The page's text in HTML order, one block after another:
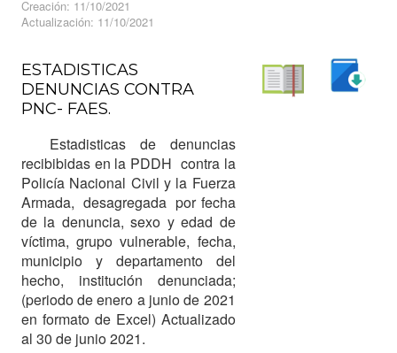
Creación: 11/10/2021
Actualización: 11/10/2021
ESTADISTICAS
DENUNCIAS CONTRA
PNC- FAES.
Estadisticas de denuncias
recibibidas en la PDDH contra la
Policía Nacional Civil y la Fuerza
Armada, desagregada por fecha
de la denuncia, sexo y edad de
víctima, grupo vulnerable, fecha,
municipio y departamento del
hecho, institución denunciada;
(periodo de enero a junio de 2021
en formato de Excel) Actualizado
al 30 de junio 2021.